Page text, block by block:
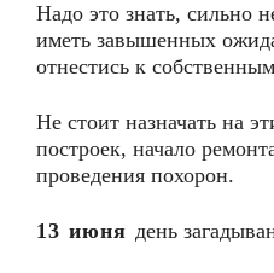
Надо это знать, сильно
иметь завышенных
отнестись к
Не стоит назначать на
построек, начало
проведения похорон.
13 июня день